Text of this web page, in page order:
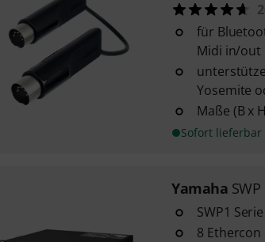
für
Midi in/out
Yosemite
Maße (B x
Sofort lieferbar
Yamaha SWP
SWP1 Serie
8